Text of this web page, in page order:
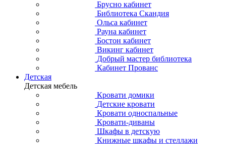
Брусно кабинет
Библиотека Скандия
Ольса кабинет
Рауна кабинет
Бостон кабинет
Викинг кабинет
Добрый мастер библиотека
Кабинет Прованс
Детская
Детская мебель
Кровати домики
Детские кровати
Кровати односпальные
Кровати-диваны
Шкафы в детскую
Книжные шкафы и стеллажи